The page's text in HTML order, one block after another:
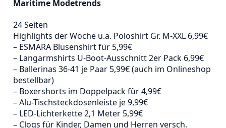
Maritime Modetrends
24 Seiten
Highlights der Woche u.a. Poloshirt Gr. M-XXL 6,99€
– ESMARA Blusenshirt für 5,99€
– Langarmshirts U-Boot-Ausschnitt 2er Pack 6,99€
– Ballerinas 36-41 je Paar 5,99€ (auch im Onlineshop
bestellbar)
– Boxershorts im Doppelpack für 4,99€
– Alu-Tischsteckdosenleiste je 9,99€
– LED-Lichterkette 2,1 Meter 5,99€
– Clogs für Kinder, Damen und Herren versch.